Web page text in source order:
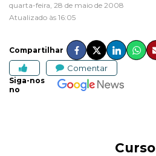
quarta-feira, 28 de maio de 2008
Atualizado às 16:05
Compartilhar
Comentar
Siga-nos
no
Curso